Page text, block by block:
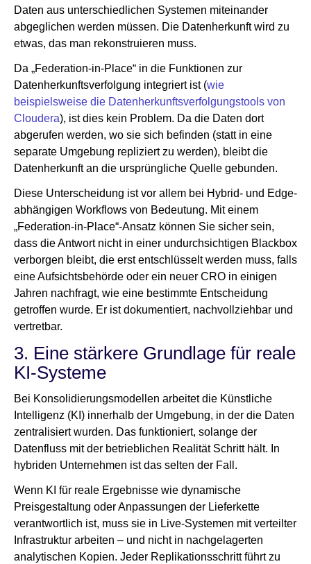
Daten aus unterschiedlichen Systemen miteinander
abgeglichen werden müssen. Die Datenherkunft wird zu
etwas, das man rekonstruieren muss.
Da „Federation-in-Place“ in die Funktionen zur
Datenherkunftsverfolgung integriert ist (wie
beispielsweise die Datenherkunftsverfolgungstools von
Cloudera), ist dies kein Problem. Da die Daten dort
abgerufen werden, wo sie sich befinden (statt in eine
separate Umgebung repliziert zu werden), bleibt die
Datenherkunft an die ursprüngliche Quelle gebunden.
Diese Unterscheidung ist vor allem bei Hybrid- und Edge-
abhängigen Workflows von Bedeutung. Mit einem
„Federation-in-Place“-Ansatz können Sie sicher sein,
dass die Antwort nicht in einer undurchsichtigen Blackbox
verborgen bleibt, die erst entschlüsselt werden muss, falls
eine Aufsichtsbehörde oder ein neuer CRO in einigen
Jahren nachfragt, wie eine bestimmte Entscheidung
getroffen wurde. Er ist dokumentiert, nachvollziehbar und
vertretbar.
3. Eine stärkere Grundlage für reale
KI-Systeme
Bei Konsolidierungsmodellen arbeitet die Künstliche
Intelligenz (KI) innerhalb der Umgebung, in der die Daten
zentralisiert wurden. Das funktioniert, solange der
Datenfluss mit der betrieblichen Realität Schritt hält. In
hybriden Unternehmen ist das selten der Fall.
Wenn KI für reale Ergebnisse wie dynamische
Preisgestaltung oder Anpassungen der Lieferkette
verantwortlich ist, muss sie in Live-Systemen mit verteilter
Infrastruktur arbeiten – und nicht in nachgelagerten
analytischen Kopien. Jeder Replikationsschritt führt zu